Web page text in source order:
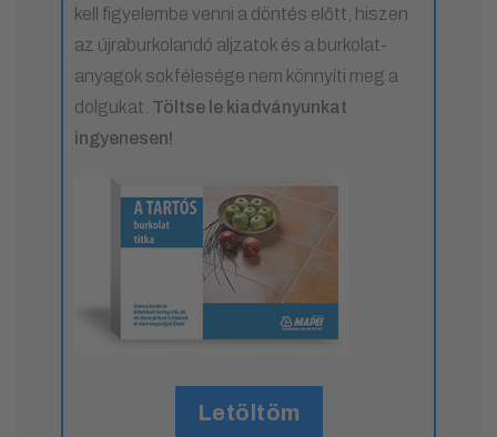
kell figyelembe venni a döntés előtt, hiszen
az újraburkolandó aljzatok és a burkolat-
anyagok sokfélesége nem könnyíti meg a
dolgukat. Töltse le kiadványunkat
ingyenesen!
Letöltöm